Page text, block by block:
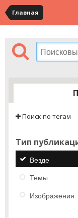
Главная
Поиск по тегам
Тип
Везде
Темы
Изображения